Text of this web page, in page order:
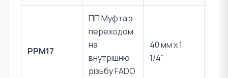
PPM17
ПП Муфта з
переходом
на
внутрішню
різьбу FADO
40 мм x 1
1/4"